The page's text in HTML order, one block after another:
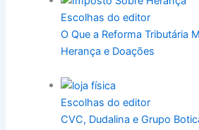
Escolhas do editor
O Que a Reforma Tributária
Herança e Doações
Escolhas do editor
CVC, Dudalina e Grupo